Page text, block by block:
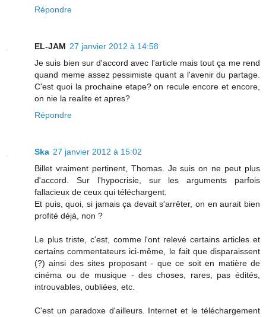
Répondre
EL-JAM 27 janvier 2012 à 14:58
Je suis bien sur d'accord avec l'article mais tout ça me rend
quand meme assez pessimiste quant a l'avenir du partage.
C'est quoi la prochaine etape? on recule encore et encore,
on nie la realite et apres?
Répondre
Ska 27 janvier 2012 à 15:02
Billet vraiment pertinent, Thomas. Je suis on ne peut plus
d'accord. Sur l'hypocrisie, sur les arguments parfois
fallacieux de ceux qui téléchargent.
Et puis, quoi, si jamais ça devait s'arrêter, on en aurait bien
profité déjà, non ?
Le plus triste, c'est, comme l'ont relevé certains articles et
certains commentateurs ici-même, le fait que disparaissent
(?) ainsi des sites proposant - que ce soit en matière de
cinéma ou de musique - des choses, rares, pas édités,
introuvables, oubliées, etc.
C'est un paradoxe d'ailleurs. Internet et le téléchargement